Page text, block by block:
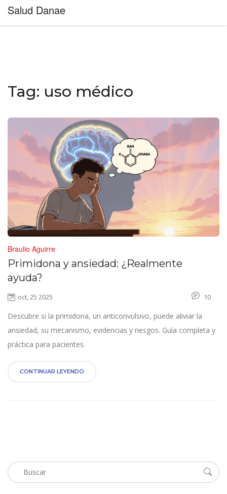
Salud Danae
Tag: uso médico
Braulio Aguirre
Primidona y ansiedad: ¿Realmente
ayuda?
oct, 25 2025 10
Descubre si la primidona, un anticonvulsivo, puede aliviar la
ansiedad, su mecanismo, evidencias y riesgos. Guía completa y
práctica para pacientes.
CONTINUAR LEYENDO